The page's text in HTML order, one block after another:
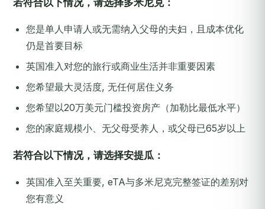
若符合以下情况，请选择多米尼克：
您是单人申请人或无需纳入父母的夫妇，且成本优化
仍是首要目标
英国准入对您的旅行或商业生活并非重要因素
您希望最大灵活度, 无任何居住义务
您希望以20万美元门槛投资房产（加勒比最低水平）
您的家庭规模小、无父母受养人，或父母已65岁以上
若符合以下情况，请选择安提瓜：
英国准入至关重要, eTA与多米尼克完整签证的差别对
您有意义